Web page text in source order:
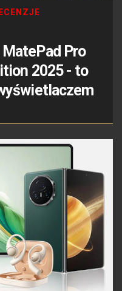
Pro
2025 - to